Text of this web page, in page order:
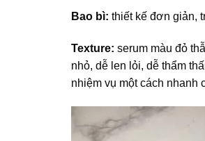
Bao bì: thiết kế đơn giản,
Texture: serum màu đỏ
nhỏ, dễ len lỏi, dễ thẩm
nhiệm vụ một cách nhanh